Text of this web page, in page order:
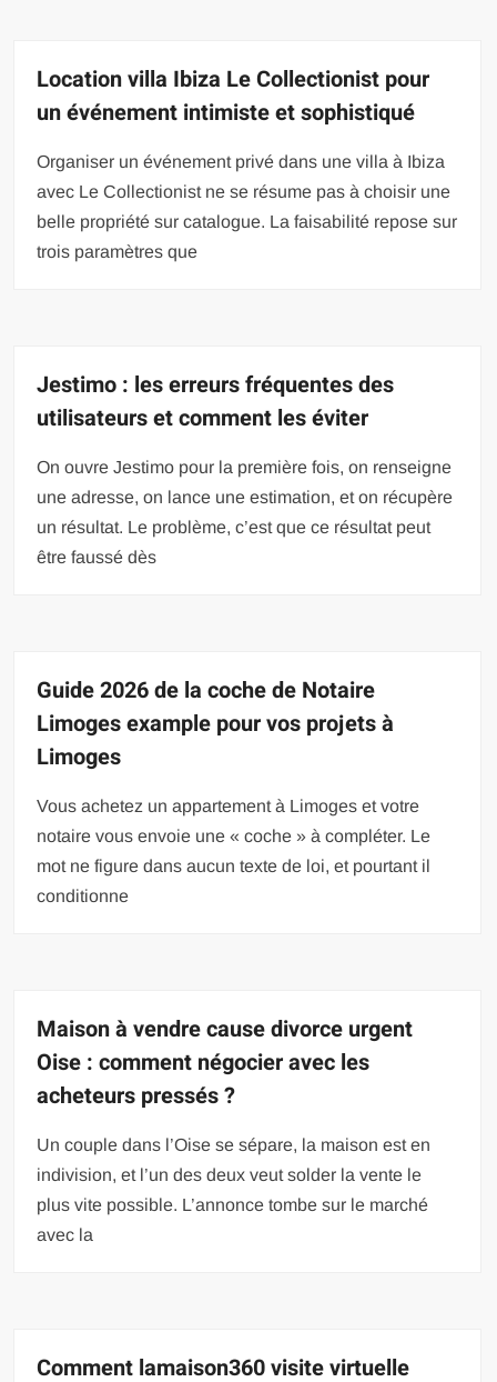
Location villa Ibiza Le Collectionist pour
un événement intimiste et sophistiqué
Organiser un événement privé dans une villa à Ibiza
avec Le Collectionist ne se résume pas à choisir une
belle propriété sur catalogue. La faisabilité repose sur
trois paramètres que
Jestimo : les erreurs fréquentes des
utilisateurs et comment les éviter
On ouvre Jestimo pour la première fois, on renseigne
une adresse, on lance une estimation, et on récupère
un résultat. Le problème, c’est que ce résultat peut
être faussé dès
Guide 2026 de la coche de Notaire
Limoges example pour vos projets à
Limoges
Vous achetez un appartement à Limoges et votre
notaire vous envoie une « coche » à compléter. Le
mot ne figure dans aucun texte de loi, et pourtant il
conditionne
Maison à vendre cause divorce urgent
Oise : comment négocier avec les
acheteurs pressés ?
Un couple dans l’Oise se sépare, la maison est en
indivision, et l’un des deux veut solder la vente le
plus vite possible. L’annonce tombe sur le marché
avec la
Comment lamaison360 visite virtuelle